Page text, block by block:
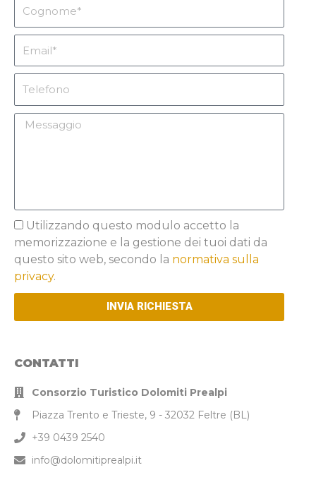
Messaggio
Privacy
Utilizzando questo modulo accetto la
memorizzazione e la gestione dei tuoi dati da
questo sito web, secondo la normativa sulla
privacy.
INVIA RICHIESTA
CONTATTI
Consorzio Turistico Dolomiti Prealpi
Piazza Trento e Trieste, 9 - 32032 Feltre (BL)
+39 0439 2540
info@dolomitiprealpi.it